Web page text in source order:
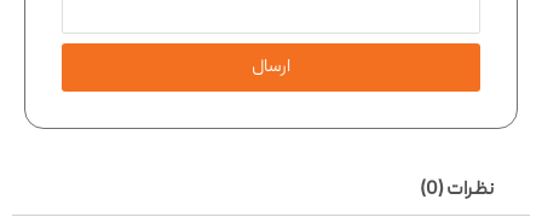
ارسال
نظرات (0)